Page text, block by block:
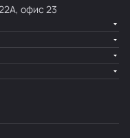
офис 23